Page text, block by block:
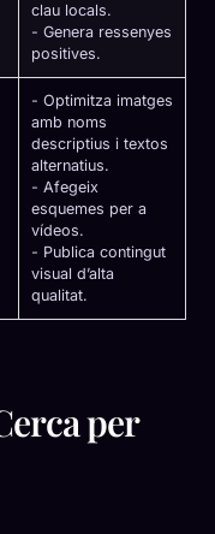
clau locals.
- Genera ressenyes
positives.
- Optimitza imatges
amb noms
descriptius i textos
alternatius.
- Afegeix
esquemes per a
vídeos.
- Publica contingut
visual d’alta
qualitat.
per